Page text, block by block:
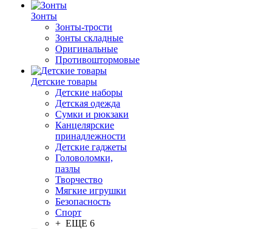
Зонты
Зонты-трости
Зонты складные
Оригинальные
Противоштормовые
Детские товары
Детские наборы
Детская одежда
Сумки и рюкзаки
Канцелярские
принадлежности
Детские гаджеты
Головоломки,
пазлы
Творчество
Мягкие игрушки
Безопасность
Спорт
+ ЕЩЕ 6